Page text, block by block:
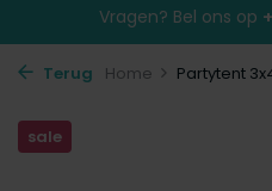
Vragen? Bel ons op
Terug Home Partytent
sale